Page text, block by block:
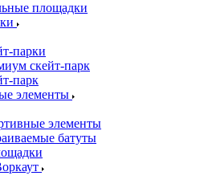
площадки
парки
скейт-парк
парк
элементы
элементы
батуты